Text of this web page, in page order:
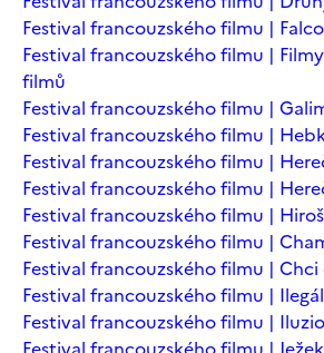
Festival francouzského filmu |
Festival francouzského filmu |
filmů
Festival francouzského filmu |
Festival francouzského filmu |
Festival francouzského filmu |
Festival francouzského filmu |
Festival francouzského filmu |
Festival francouzského filmu |
Festival francouzského filmu |
Festival francouzského filmu |
Festival francouzského filmu |